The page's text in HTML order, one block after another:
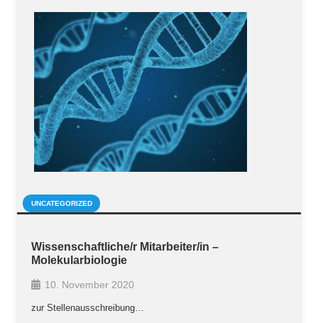
UNCATEGORIZED
Wissenschaftliche/r Mitarbeiter/in –
Molekularbiologie
10. November 2020
zur Stellenausschreibung…